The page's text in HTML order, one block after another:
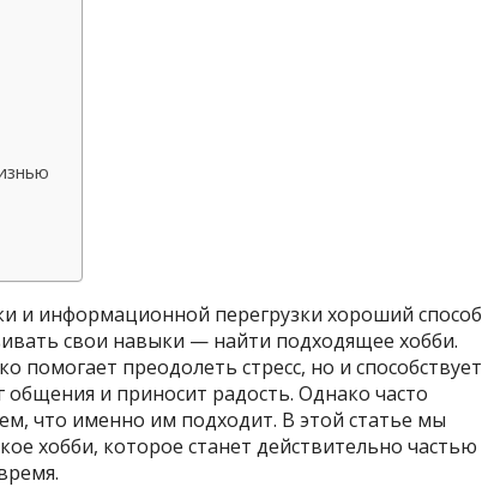
и информационной перегрузки хороший способ
свои навыки — найти подходящее хобби.
помогает преодолеть стресс, но и способствует
и приносит радость. Однако часто
что именно им подходит. В этой статье мы
хобби, которое станет действительно частью